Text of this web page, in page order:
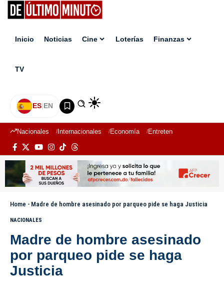
Inicio Noticias Cine Loterías Finanzas
TV
ES|EN
Nacionales Internacionales Economía Entretenimiento
Home - Madre de hombre asesinado por parqueo pide se haga Justicia
NACIONALES
Madre de hombre asesinado
por parqueo pide se haga
Justicia